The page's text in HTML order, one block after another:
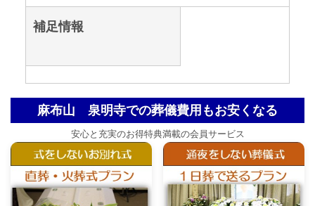
補足情報
麻布山 泉明寺での葬儀費用もお安くなる
安心と充実のお得特典満載の会員サービス